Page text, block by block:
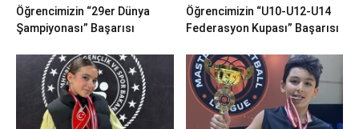
Öğrencimizin “29er Dünya
Şampiyonası” Başarısı
Öğrencimizin “U10-U12-U14
Federasyon Kupası” Başarısı